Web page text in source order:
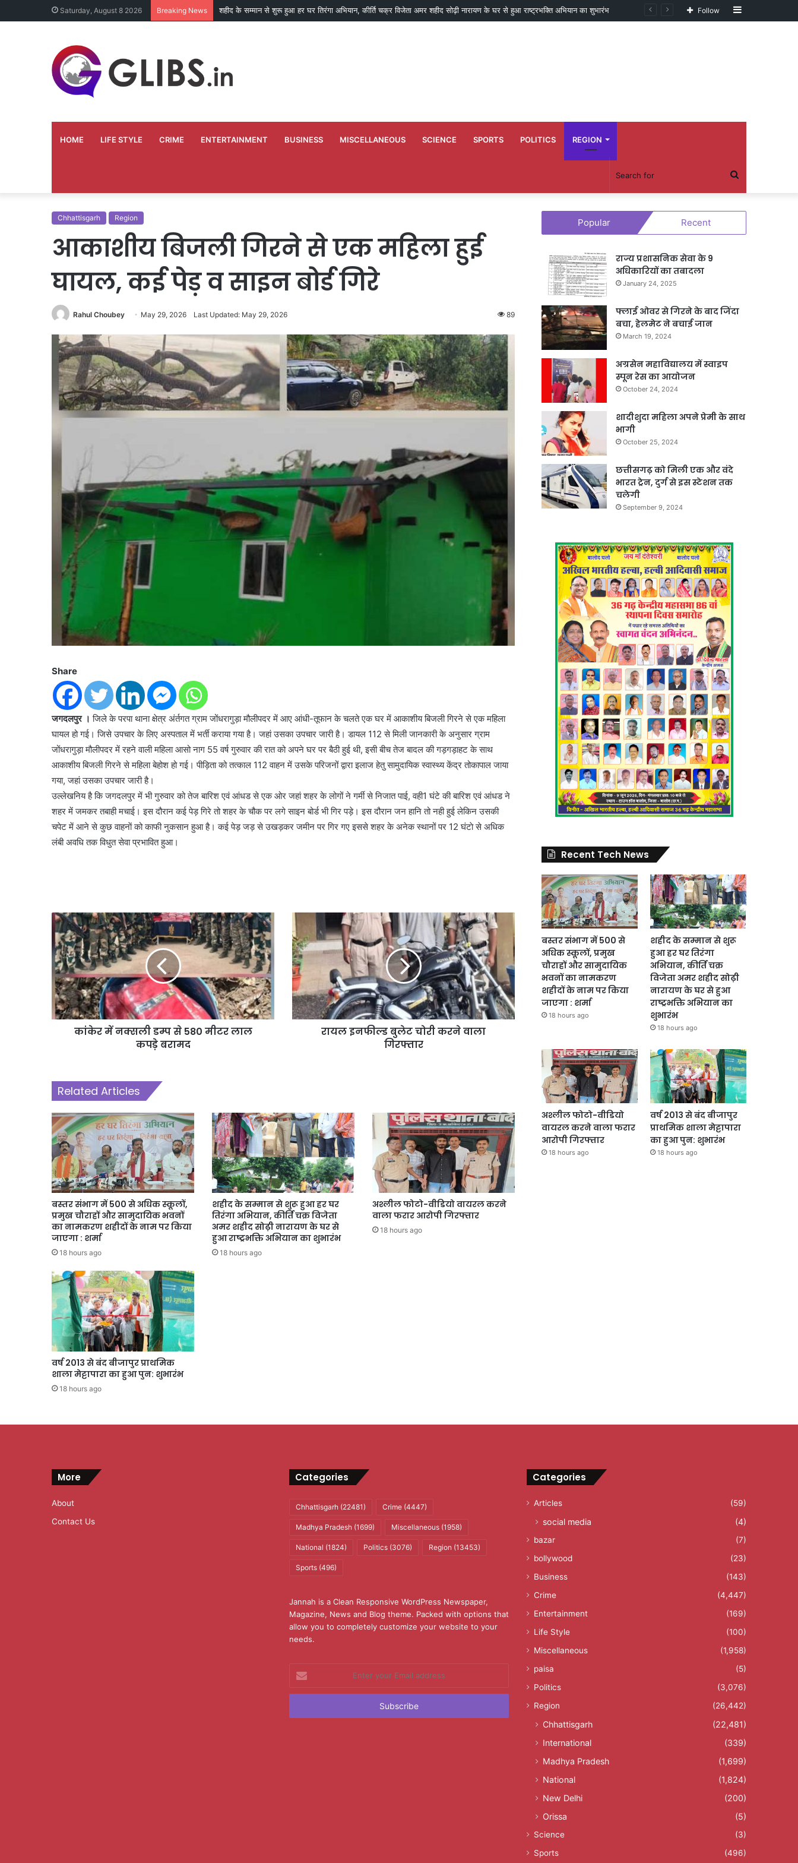
Saturday, August 8 2026 Breaking News शहीद के सम्मान से शुरू हुआ हर घर तिरंगा अभियान, कीर्ति चक्र विजेता अमर शहीद सोढ़ी नारायण के घर से हुआ राष्ट्रभक्ति अभियान का शुभारंभ Sidebar
Follow
HOME LIFE STYLE CRIME ENTERTAINMENT BUSINESS MISCELLANEOUS SCIENCE SPORTS POLITICS REGION
Search
for
Chhattisgarh Region
आकाशीय बिजली गिरने से एक महिला हुई
घायल, कई पेड़ व साइन बोर्ड गिरे
Rahul Choubey May 29, 2026 Last Updated: May 29, 2026 89
Share
जगदलपुर । जिले के परपा थाना क्षेत्र अंर्तगत ग्राम जोंधरागुड़ा मौलीपदर में आए आंधी-तूफान के चलते एक घर में आकाशीय बिजली गिरने से एक महिला
घायल हो गई। जिसे उपचार के लिए अस्पताल में भर्ती कराया गया है। जहां उसका उपचार जारी है। डायल 112 से मिली जानकारी के अनुसार ग्राम
जोंधरागुड़ा मौलीपदर में रहने वाली महिला आसो नाग 55 वर्ष गुरुवार की रात को अपने घर पर बैठी हुई थी, इसी बीच तेज बादल की गड़गड़ाहट के साथ
आकाशीय बिजली गिरने से महिला बेहोश हो गई। पीड़िता को तत्काल 112 वाहन में उसके परिजनों द्वारा इलाज हेतु सामुदायिक स्वास्थ्य केंद्र तोकापाल जाया
गया, जहां उसका उपचार जारी है।
उल्लेखनिय है कि जगदलपुर में भी गुरुवार को तेज बारिश एवं आंधड से एक ओर जहां शहर के लोगों ने गर्मी से निजात पाई, वही1 घंटे की बारिश एवं आंधड ने
शहर में जमकर तबाही मचाई। इस दौरान कई पेड़ गिरे तो शहर के चौक पर लगे साइन बोर्ड भी गिर पड़े। इस दौरान जन हानि तो नही हुई लेकिन उसकी
चपेट में आने से कुछ वाहनाें को काफी नुकसान हुआ है। कई पेड़ जड़ से उखड़कर जमीन पर गिर गए इससे शहर के अनेक स्थानों पर 12 घंटाे से अधिक
लंबी अवधि तक विधुत सेवा प्रभावित हुआ।
कांकेर में नक्सली डम्प से 580 मीटर लाल
कपड़े बरामद
रायल इनफील्ड बुलेट चोरी करने वाला
गिरफ्तार
Related Articles
बस्तर संभाग में 500 से अधिक स्कूलों,
प्रमुख चौराहों और सामुदायिक भवनों
का नामकरण शहीदों के नाम पर किया
जाएगा : शर्मा
18 hours ago
शहीद के सम्मान से शुरू हुआ हर घर
तिरंगा अभियान, कीर्ति चक्र विजेता
अमर शहीद सोढ़ी नारायण के घर से
हुआ राष्ट्रभक्ति अभियान का शुभारंभ
18 hours ago
अश्लील फोटो-वीडियो वायरल करने
वाला फरार आरोपी गिरफ्तार
18 hours ago
वर्ष 2013 से बंद बीजापुर प्राथमिक
शाला मेट्टापारा का हुआ पुन: शुभारंभ
18 hours ago
Popular Recent
राज्य प्रशासनिक सेवा के 9
अधिकारियों का तबादला
January 24, 2025
फ्लाई ओवर से गिरने के बाद जिंदा
बचा, हेलमेट ने बचाई जान
March 19, 2024
अग्रसेन महाविद्यालय में स्वाइप
स्पून रेस का आयोजन
October 24, 2024
शादीशुदा महिला अपने प्रेमी के साथ
भागी
October 25, 2024
छत्तीसगढ़ को मिली एक और वंदे
भारत ट्रेन, दुर्ग से इस स्टेशन तक
चलेगी
September 9, 2024
Recent Tech News
बस्तर संभाग में 500 से
अधिक स्कूलों, प्रमुख
चौराहों और सामुदायिक
भवनों का नामकरण
शहीदों के नाम पर किया
जाएगा : शर्मा
18 hours ago
शहीद के सम्मान से शुरू
हुआ हर घर तिरंगा
अभियान, कीर्ति चक्र
विजेता अमर शहीद सोढ़ी
नारायण के घर से हुआ
राष्ट्रभक्ति अभियान का
शुभारंभ
18 hours ago
अश्लील फोटो-वीडियो
वायरल करने वाला फरार
आरोपी गिरफ्तार
18 hours ago
वर्ष 2013 से बंद बीजापुर
प्राथमिक शाला मेट्टापारा
का हुआ पुन: शुभारंभ
18 hours ago
More
About
Contact Us
Categories
Chhattisgarh(22481) Crime(4447)
Madhya Pradesh(1699) Miscellaneous(1958)
National (1824) Politics(3076) Region (13453)
Sports(496)
Jannah is a Clean Responsive WordPress Newspaper,
Magazine, News and Blog theme. Packed with options that
allow you to completely customize your website to your
needs.
your
Email
Categories
Articles (59)
social media (4)
bazar
(7)
bollywood
(23)
Business
(143)
Crime
(4,447)
Entertainment
(169)
Life Style
(100)
Miscellaneous
(1,958)
paisa
(5)
Politics
(3,076)
Region
(26,442)
Chhattisgarh
(22,481)
International
(339)
Madhya Pradesh
(1,699)
National
(1,824)
New Delhi
(200)
Orissa
(5)
Science
(3)
Sports
(496)